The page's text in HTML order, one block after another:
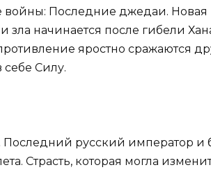
войны: Последние джедаи. Новая
зла начинается после гибели
яростно сражаются
Силу.
Последний русский император и
Страсть, которая могла